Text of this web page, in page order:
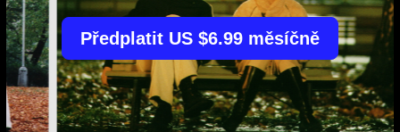
Předplatit US $6.99 měsíčně